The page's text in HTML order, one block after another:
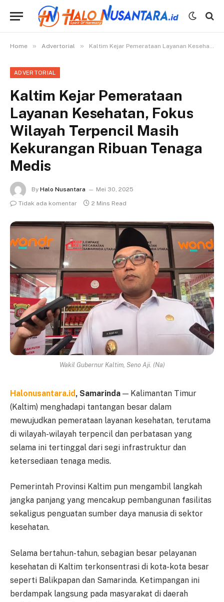
Home » Advertorial » Kaltim Kejar Pemerataan Layanan Kesehatan, Fokus Wilayah Terpencil Masih Kekurangan Ribuan Tenaga Medis
ADVERTORIAL
Kaltim Kejar Pemerataan
Layanan Kesehatan, Fokus
Wilayah Terpencil Masih
Kekurangan Ribuan Tenaga
Medis
By Halo Nusantara
Mei 30, 2025
Tidak ada komentar
2 Mins Read
Wakil Gubernur Kaltim, Seno Aji. (Na)
Halonusantara.id, Samarinda — Kalimantan Timur
(Kaltim) menghadapi tantangan besar dalam
mewujudkan pemerataan layanan kesehatan, terutama
di wilayah-wilayah terpencil dan perbatasan yang
selama ini tertinggal dari segi infrastruktur dan
ketersediaan tenaga medis.
Pemerintah Provinsi Kaltim pun mengambil langkah
jangka panjang yang mencakup pembangunan fasilitas
sekaligus penguatan sumber daya manusia di sektor
kesehatan.
Selama bertahun-tahun, sebagian besar pelayanan
kesehatan di Kaltim terkonsentrasi di kota-kota besar
seperti Balikpapan dan Samarinda. Ketimpangan ini
berdampak langsung pada masyarakat di daerah